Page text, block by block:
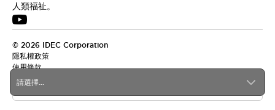
請選擇...
人類福祉。
© 2026 IDEC Corporation
隱私權政策
使用條款
台灣